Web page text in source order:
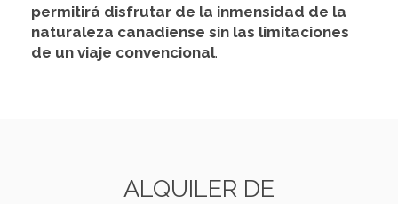
permitirá disfrutar de la inmensidad de la
naturaleza canadiense sin las limitaciones
de un viaje convencional.
ALQUILER DE